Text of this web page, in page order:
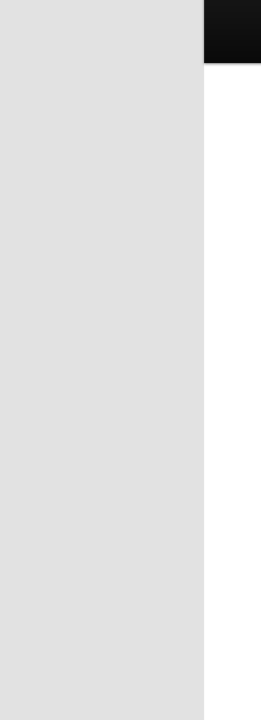
ュ